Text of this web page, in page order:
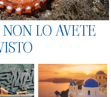
LO AVETE